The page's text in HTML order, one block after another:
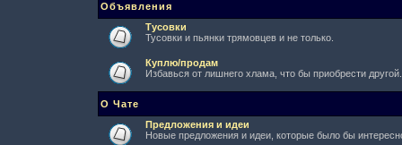
Объявления
Тусовки
Тусовки и пьянки трямовцев и не только.
Куплю/продам
Избавься от лишнего хлама, что бы приобрести другой.
О Чате
Предложения и идеи
Новые предложения и идеи, которые было бы